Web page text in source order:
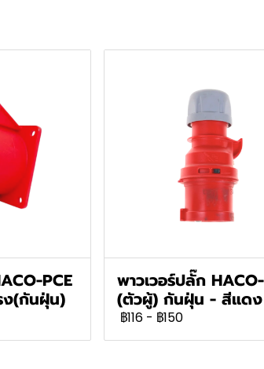
PCE
ง(กันฝุ่น)
พาวเวอร์ปลั๊ก
(ตัวผู้) กันฝุ่น - สีแดง
฿116 - ฿150